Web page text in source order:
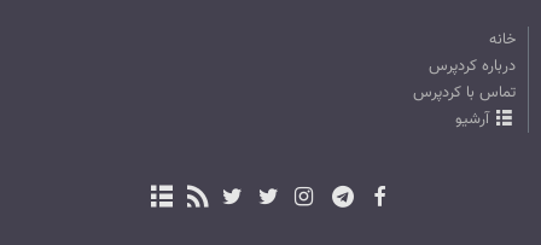
خانه
درباره کردپرس
تماس با کردپرس
آرشیو